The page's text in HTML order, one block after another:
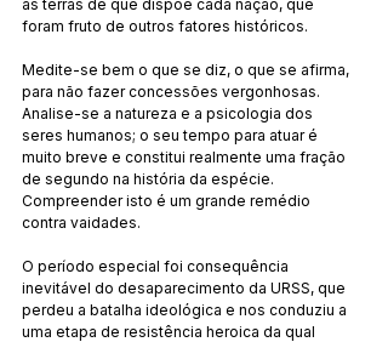
as terras de que dispõe cada nação, que
foram fruto de outros fatores históricos.
Medite-se bem o que se diz, o que se afirma,
para não fazer concessões vergonhosas.
Analise-se a natureza e a psicologia dos
seres humanos; o seu tempo para atuar é
muito breve e constitui realmente uma fração
de segundo na história da espécie.
Compreender isto é um grande remédio
contra vaidades.
O período especial foi consequência
inevitável do desaparecimento da URSS, que
perdeu a batalha ideológica e nos conduziu a
uma etapa de resistência heroica da qual